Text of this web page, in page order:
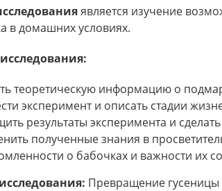
является изучение
в домашних условиях.
теоретическую информацию о
эксперимент и описать стадии
результаты эксперимента и
полученные знания в
о бабочках и важности их
Превращение